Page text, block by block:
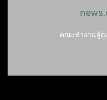
คณะทำงานผู้ดู